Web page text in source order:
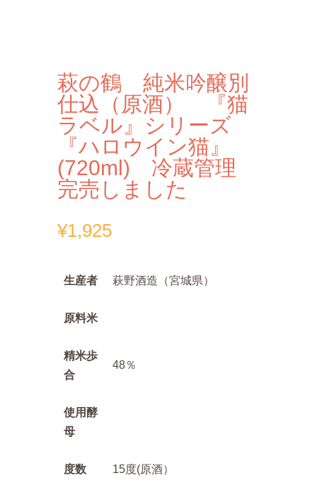
萩の鶴 純米吟醸別
仕込（原酒） 『猫
ラベル』シリーズ
『ハロウイン猫』
(720ml) 冷蔵管理
完売しました
¥1,925
生産者 萩野酒造（宮城県）
原料米
精米歩
合
48％
使用酵
母
度数 15度(原酒）